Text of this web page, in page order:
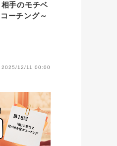
手のモチベ
ーチング～
2025/12/11 00:00